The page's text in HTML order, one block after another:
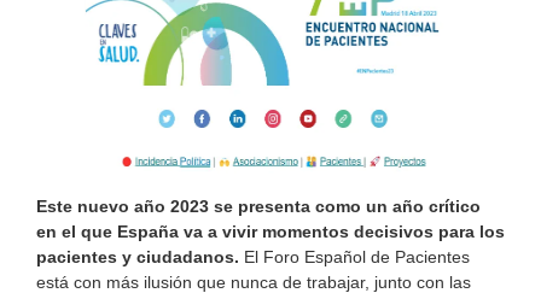
Este nuevo año 2023 se presenta como un año crítico
en el que España va a vivir momentos decisivos para los
pacientes y ciudadanos. El Foro Español de Pacientes
está con más ilusión que nunca de trabajar, junto con las